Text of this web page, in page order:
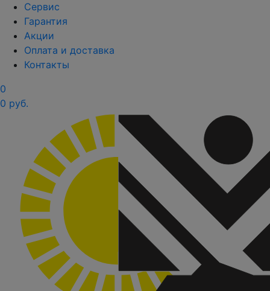
Сервис
Гарантия
Акции
Оплата и доставка
Контакты
0
0 руб.